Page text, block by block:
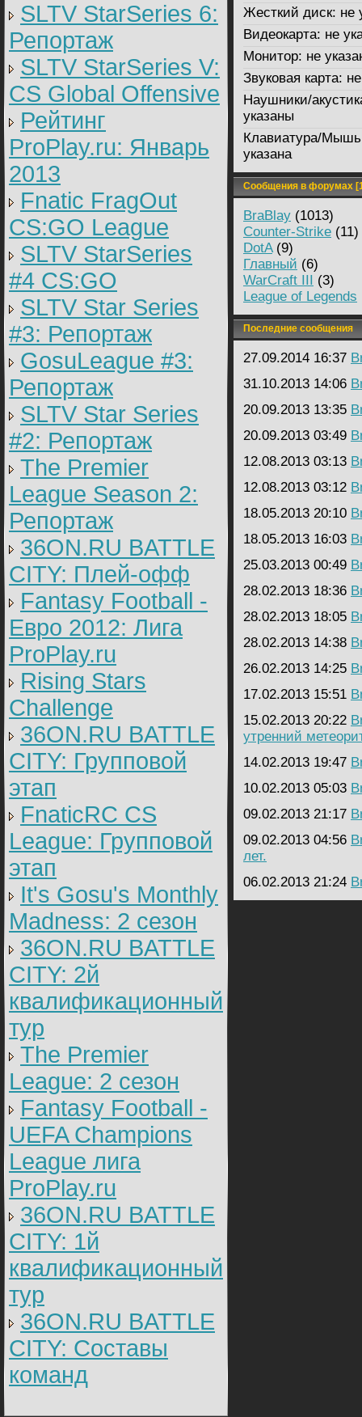
SLTV StarSeries 6:
Репортаж
SLTV StarSeries V:
CS Global Offensive
Рейтинг
ProPlay.ru: Январь
2013
Fnatic FragOut
CS:GO League
SLTV StarSeries
#4 CS:GO
SLTV Star Series
#3: Репортаж
GosuLeague #3:
Репортаж
SLTV Star Series
#2: Репортаж
The Premier
League Season 2:
Репортаж
36ON.RU BATTLE
CITY: Плей-офф
Fantasy Football -
Евро 2012: Лига
ProPlay.ru
Rising Stars
Challenge
36ON.RU BATTLE
CITY: Групповой
этап
FnaticRC CS
League: Групповой
этап
It's Gosu's Monthly
Madness: 2 сезон
36ON.RU BATTLE
CITY: 2й
квалификационный
тур
The Premier
League: 2 cезон
Fantasy Football -
UEFA Champions
League лига
ProPlay.ru
36ON.RU BATTLE
CITY: 1й
квалификационный
тур
36ON.RU BATTLE
CITY: Составы
команд
Жесткий диск: не
Видеокарта: не
Монитор: не
Звуковая карта:
Наушники/
указаны
Клавиатура/
указана
Сообщения в форумах
BraBlay (1013)
Counter-Strike (11)
DotA(9)
Главный (6)
WarCraft III (3)
League of Legends
Последние сообщения
27.09.2014 16:37
31.10.2013 14:06
20.09.2013 13:35
20.09.2013 03:49
12.08.2013 03:13
12.08.2013 03:12
18.05.2013 20:10
18.05.2013 16:03
25.03.2013 00:49
28.02.2013 18:36
28.02.2013 18:05
28.02.2013 14:38
26.02.2013 14:25
17.02.2013 15:51
15.02.2013 20:22
утренний
14.02.2013 19:47
10.02.2013 05:03
09.02.2013 21:17
09.02.2013 04:56
лет.
06.02.2013 21:24